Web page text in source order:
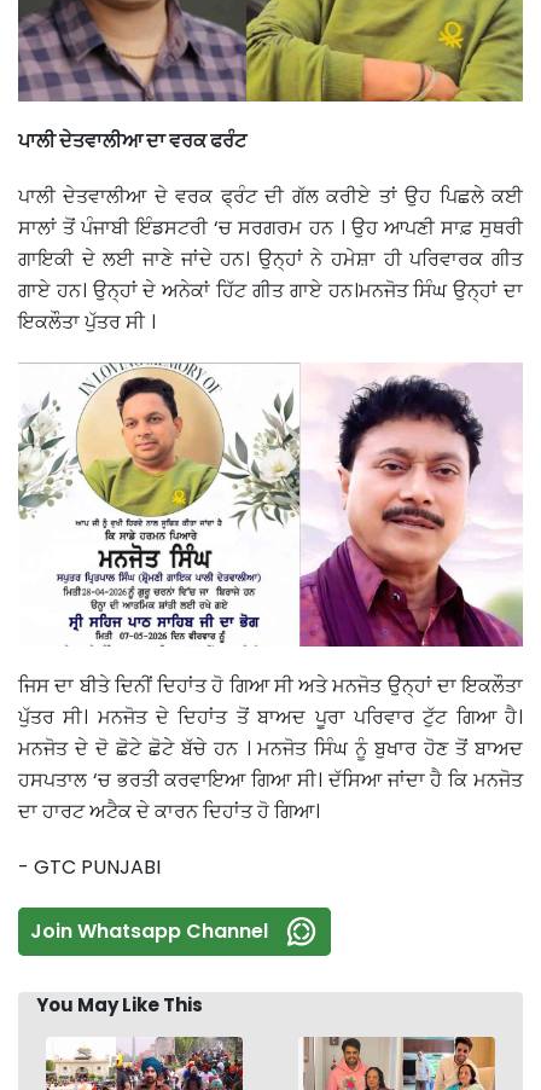
ਪਾਲੀ ਦੇਤਵਾਲੀਆ ਦਾ ਵਰਕ ਫਰੰਟ
ਪਾਲੀ ਦੇਤਵਾਲੀਆ ਦੇ ਵਰਕ ਫ੍ਰੰਟ ਦੀ ਗੱਲ ਕਰੀਏ ਤਾਂ ਉਹ ਪਿਛਲੇ ਕਈ
ਸਾਲਾਂ ਤੋਂ ਪੰਜਾਬੀ ਇੰਡਸਟਰੀ ‘ਚ ਸਰਗਰਮ ਹਨ । ਉਹ ਆਪਣੀ ਸਾਫ਼ ਸੁਥਰੀ
ਗਾਇਕੀ ਦੇ ਲਈ ਜਾਣੇ ਜਾਂਦੇ ਹਨ। ਉਨ੍ਹਾਂ ਨੇ ਹਮੇਸ਼ਾ ਹੀ ਪਰਿਵਾਰਕ ਗੀਤ
ਗਾਏ ਹਨ। ਉਨ੍ਹਾਂ ਦੇ ਅਨੇਕਾਂ ਹਿੱਟ ਗੀਤ ਗਾਏ ਹਨ।ਮਨਜੋਤ ਸਿੰਘ ਉਨ੍ਹਾਂ ਦਾ
ਇਕਲੌਤਾ ਪੁੱਤਰ ਸੀ ।
ਜਿਸ ਦਾ ਬੀਤੇ ਦਿਨੀਂ ਦਿਹਾਂਤ ਹੋ ਗਿਆ ਸੀ ਅਤੇ ਮਨਜੋਤ ਉਨ੍ਹਾਂ ਦਾ ਇਕਲੌਤਾ
ਪੁੱਤਰ ਸੀ। ਮਨਜੋਤ ਦੇ ਦਿਹਾਂਤ ਤੋਂ ਬਾਅਦ ਪੂਰਾ ਪਰਿਵਾਰ ਟੁੱਟ ਗਿਆ ਹੈ।
ਮਨਜੋਤ ਦੇ ਦੋ ਛੋਟੇ ਛੋਟੇ ਬੱਚੇ ਹਨ । ਮਨਜੋਤ ਸਿੰਘ ਨੂੰ ਬੁਖਾਰ ਹੋਣ ਤੋਂ ਬਾਅਦ
ਹਸਪਤਾਲ ‘ਚ ਭਰਤੀ ਕਰਵਾਇਆ ਗਿਆ ਸੀ। ਦੱਸਿਆ ਜਾਂਦਾ ਹੈ ਕਿ ਮਨਜੋਤ
ਦਾ ਹਾਰਟ ਅਟੈਕ ਦੇ ਕਾਰਨ ਦਿਹਾਂਤ ਹੋ ਗਿਆ।
- GTC PUNJABI
Join Whatsapp Channel
You May Like This